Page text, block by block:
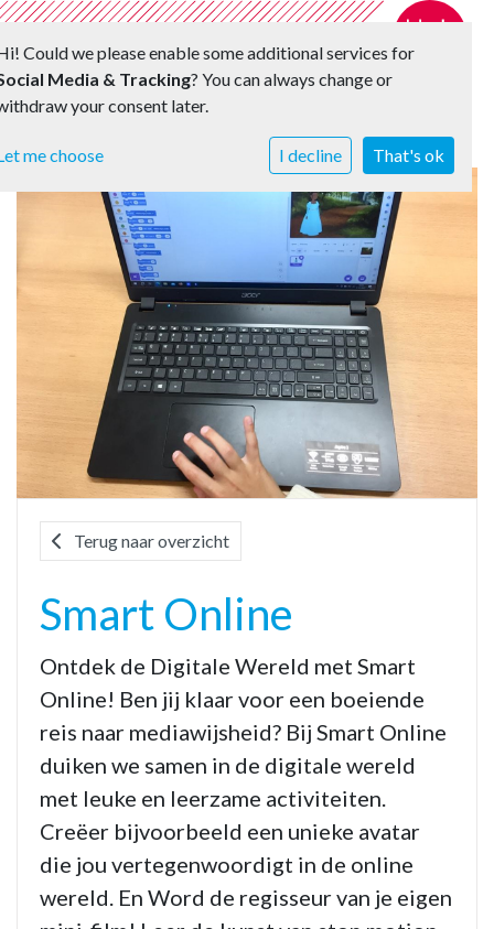
Terug naar overzicht
Smart Online
Ontdek de Digitale Wereld met Smart
Online! Ben jij klaar voor een boeiende
reis naar mediawijsheid? Bij Smart Online
duiken we samen in de digitale wereld
met leuke en leerzame activiteiten.
Creëer bijvoorbeeld een unieke avatar
die jou vertegenwoordigt in de online
wereld. En Word de regisseur van je eigen
Could we please enable some additional services for
Media & Tracking? You can always change or
your consent later.
me choose I decline That's ok